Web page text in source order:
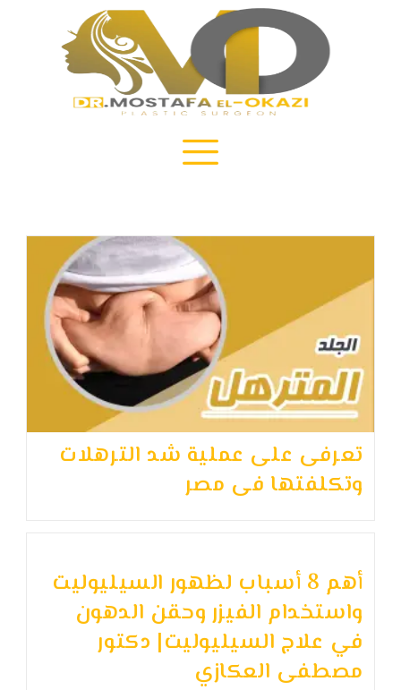
تعرفى على عملية شد الترهلات
وتكلفتها فى مصر
أهم 8 أسباب لظهور السيليوليت
واستخدام الفيزر وحقن الدهون
في علاج السيليوليت| دكتور
مصطفى العكازي